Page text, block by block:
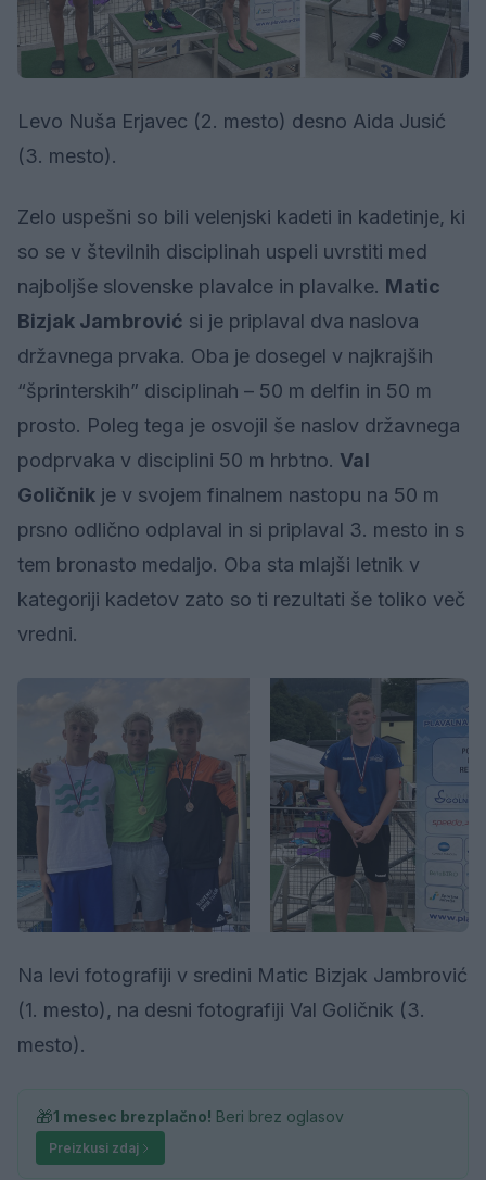
Levo Nuša Erjavec (2. mesto) desno Aida Jusić
(3. mesto).
Zelo uspešni so bili velenjski kadeti in kadetinje, ki
so se v številnih disciplinah uspeli uvrstiti med
najboljše slovenske plavalce in plavalke. Matic
Bizjak Jambrović si je priplaval dva naslova
državnega prvaka. Oba je dosegel v najkrajših
“šprinterskih” disciplinah – 50 m delfin in 50 m
prosto. Poleg tega je osvojil še naslov državnega
podprvaka v disciplini 50 m hrbtno. Val
Goličnik je v svojem finalnem nastopu na 50 m
prsno odlično odplaval in si priplaval 3. mesto in s
tem bronasto medaljo. Oba sta mlajši letnik v
kategoriji kadetov zato so ti rezultati še toliko več
vredni.
Na levi fotografiji v sredini Matic Bizjak Jambrović
(1. mesto), na desni fotografiji Val Goličnik (3.
mesto).
🎁1 mesec brezplačno! Beri brez oglasov
Preizkusi zdaj